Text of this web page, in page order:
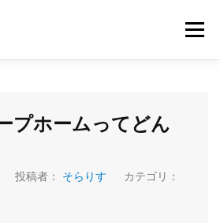
メニュー
プホームってどん
投稿者： そらりす
カテゴリ：